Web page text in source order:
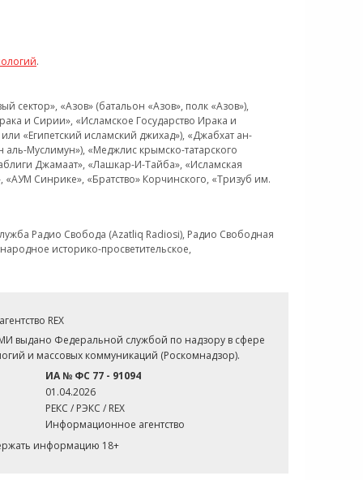
.
«Азов» (батальон «Азов», полк «Азов»),
и Сирии», «Исламское Государство Ирака и
«Египетский исламский джихад»), «Джабхат ан-
Муслимун»), «Меджлис крымско-татарского
Джамаат», «Лашкар-И-Тайба», «Исламская
Синрике», «Братство» Корчинского, «Тризуб им.
Радио Свобода (Azatliq Radiosi), Радио Свободная
историко-просветительское,
REX
выдано Федеральной службой по надзору в сфере
и массовых коммуникаций (Роскомнадзор).
ИА № ФС 77 - 91094
01.04.2026
РЕКС / РЭКС / REX
Информационное агентство
информацию 18+